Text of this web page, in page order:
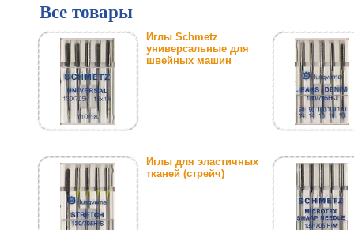
Все товары
Иглы Schmetz
универсальные для
швейных машин
Иглы для эластичных
тканей (стрейч)